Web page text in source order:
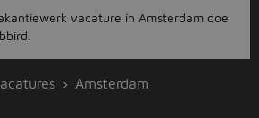
vacature in Amsterdam doe
Amsterdam